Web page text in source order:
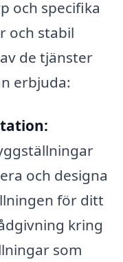
och specifika
och stabil
de tjänster
erbjuda:
och designa
för ditt
kring
som